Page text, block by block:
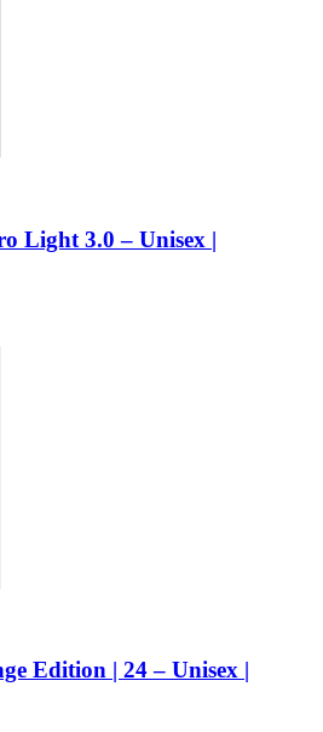
Light 3.0 – Unisex |
Edition | 24 – Unisex |